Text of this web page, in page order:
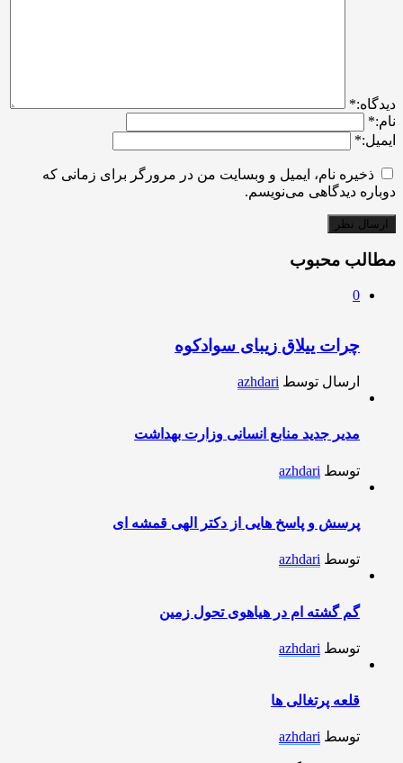
ديدگاه:*
نام:*
ایمیل:*
ذخیره نام، ایمیل و وبسایت من در مرورگر برای زمانی که
دوباره دیدگاهی می‌نویسم.
مطالب محبوب
0
چرات ییلاق زیبای سوادکوه
ارسال توسط azhdari
مدیر جدید منابع انسانی وزارت بهداشت
توسط azhdari
پرسش و پاسخ هایی از دکتر الهی قمشه ای
توسط azhdari
گم گشته ام در هیاهوی تحول زمین
توسط azhdari
قلعه پرتغالی ها
توسط azhdari